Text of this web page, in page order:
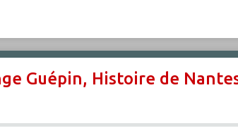
Guépin, Histoire de